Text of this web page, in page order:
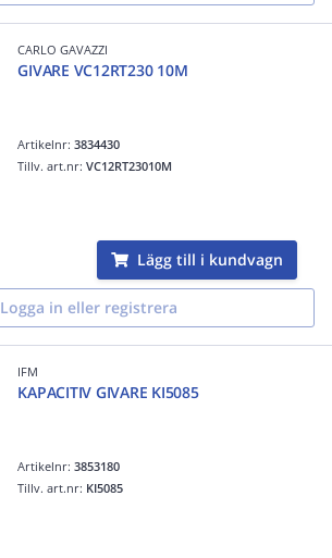
CARLO GAVAZZI
GIVARE VC12RT230 10M
Artikelnr:3834430
Tillv. art.nr:VC12RT23010M
Lägg till i kundvagn
Logga in eller registrera
IFM
KAPACITIV GIVARE KI5085
Artikelnr:3853180
Tillv. art.nr: KI5085